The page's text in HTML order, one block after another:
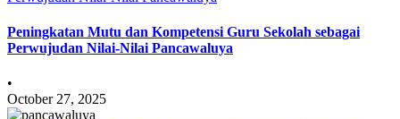
Peningkatan Mutu dan Kompetensi Guru Sekolah sebagai
Perwujudan Nilai-Nilai Pancawaluya
•
October 27, 2025